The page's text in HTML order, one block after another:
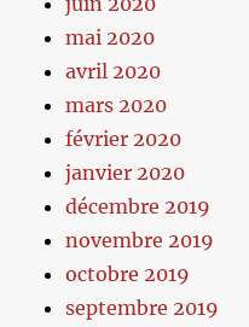
mai 2020
avril 2020
mars 2020
février 2020
janvier 2020
décembre 2019
novembre 2019
octobre 2019
septembre 2019